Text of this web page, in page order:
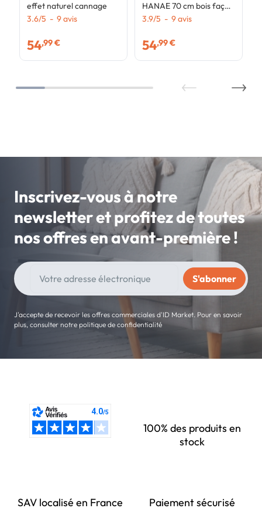
effet naturel cannage
3.6/5 - 9avis
54,99 €
HANAE 70 cm bois façon
hêtre et plateau effet
3.9/5 - 9avis
54,99 €
Inscrivez-vous à notre
newsletter et profitez de toutes
nos offres en avant-première !
J'accepte de recevoir les offres commerciales d'ID Market. Pour en savoir
plus, consulter notre politique de confidentialité
100% des produits en
stock
SAV localisé en France Paiement sécurisé